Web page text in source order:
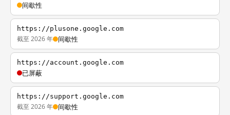
间歇性
https://plusone.google.com
截至 2026 年 间歇性
https://account.google.com
已屏蔽
https://support.google.com
截至 2026 年 间歇性